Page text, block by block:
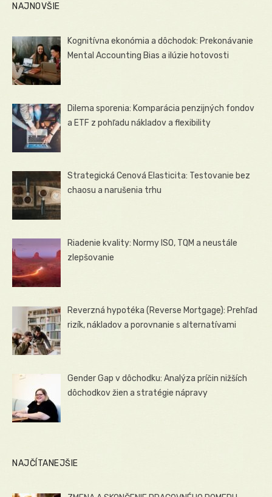
NAJNOVŠIE
Kognitívna ekonómia a dôchodok: Prekonávanie
Mental Accounting Bias a ilúzie hotovosti
Dilema sporenia: Komparácia penzijných fondov
a ETF z pohľadu nákladov a flexibility
Strategická Cenová Elasticita: Testovanie bez
chaosu a narušenia trhu
Riadenie kvality: Normy ISO, TQM a neustále
zlepšovanie
Reverzná hypotéka (Reverse Mortgage): Prehľad
rizík, nákladov a porovnanie s alternatívami
Gender Gap v dôchodku: Analýza príčin nižších
dôchodkov žien a stratégie nápravy
NAJČÍTANEJŠIE